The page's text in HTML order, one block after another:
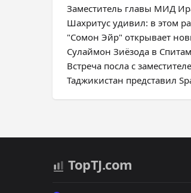
Заместитель главы МИД
Шахритус удивил: в этом
"Сомон Эйр" открывает
Сулаймон Зиёзода в
Встреча посла с
Таджикистан представил
TopTJ.com